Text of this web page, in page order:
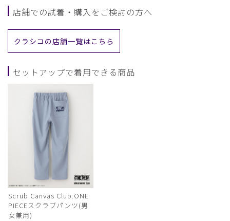
店舗での試着・購入をご検討の方へ
クラシコの店舗一覧はこちら
セットアップで着用できる商品
Scrub Canvas Club:ONE
PIECEスクラブパンツ(男
女兼用)